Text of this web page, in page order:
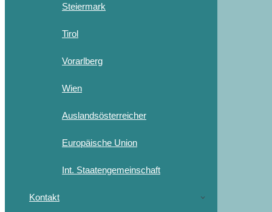
Steiermark
Tirol
Vorarlberg
Wien
Auslandsösterreicher
Europäische Union
Int. Staatengemeinschaft
Kontakt